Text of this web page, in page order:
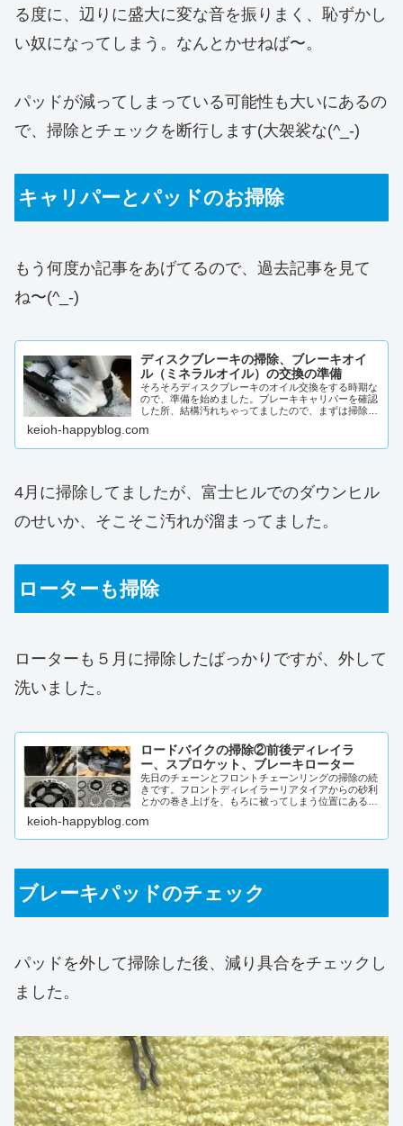
る度に、辺りに盛大に変な音を振りまく、恥ずかし
い奴になってしまう。なんとかせねば〜。
パッドが減ってしまっている可能性も大いにあるの
で、掃除とチェックを断行します(大袈裟な(^_-)
キャリパーとパッドのお掃除
もう何度か記事をあげてるので、過去記事を見て
ね〜(^_-)
ディスクブレーキの掃除、ブレーキオイ
ル（ミネラルオイル）の交換の準備
そろそろディスクブレーキのオイル交換をする時期な
ので、準備を始めました。ブレーキキャリパーを確認
した所、結構汚れちゃってましたので、まずは掃除か
始です(...
keioh-happyblog.com
4月に掃除してましたが、富士ヒルでのダウンヒル
のせいか、そこそこ汚れが溜まってました。
ローターも掃除
ローターも５月に掃除したばっかりですが、外して
洗いました。
ロードバイクの掃除②前後ディレイラ
ー、スプロケット、ブレーキローター
先日のチェーンとフロントチェーンリングの掃除の続
きです。フロントディレイラーリアタイアからの砂利
とかの巻き上げを、もろに被ってしまう位置にあるの
フォーミ...
keioh-happyblog.com
ブレーキパッドのチェック
パッドを外して掃除した後、減り具合をチェックし
ました。